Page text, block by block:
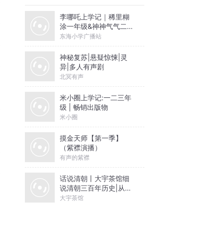
李哪吒上学记｜稀里糊
涂一年级&神神气气二年
级
东海小学广播站
神秘复苏|悬疑惊悚|灵
异|多人有声剧
北冥有声
米小圈上学记:一二三年
级 | 畅销出版物
米小圈
摸金天师【第一季】
（紫襟演播）
有声的紫襟
话说清朝丨大宇茶馆细
说清朝三百年历史|从努
尔哈赤到末代皇帝溥仪|
大宇茶馆